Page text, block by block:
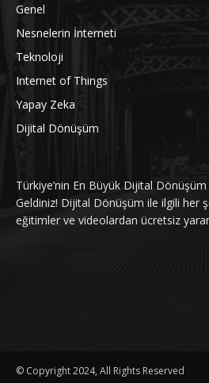
Genel
Nesnelerin İnterneti
Teknoloji
Internet of Things
Yapay Zeka
Dijital Dönüşüm
Türkiye’nin En Büyük Dijital
Geldiniz! Dijital Dönüşüm ile ilgili her
eğitimler ve videolardan ücretsiz
© Copyright 2024, All Rights Reserved